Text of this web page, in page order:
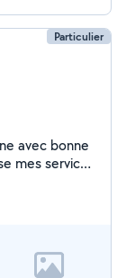
Particulier
avec bonne
mes services